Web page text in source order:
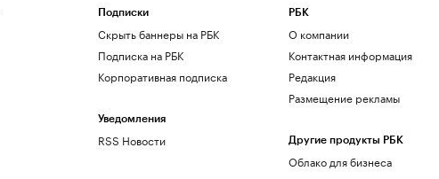
Подписки
Скрыть баннеры на РБК
Подписка на РБК
Корпоративная подписка
Уведомления
RSS Новости
РБК
О компании
Контактная информация
Редакция
Размещение рекламы
Другие продукты РБК
Облако для бизнеса